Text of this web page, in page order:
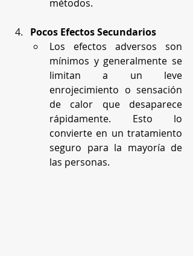
métodos.
Pocos Efectos Secundarios
Los efectos adversos son
mínimos y generalmente se
limitan a un leve
enrojecimiento o sensación
de calor que desaparece
rápidamente. Esto lo
convierte en un tratamiento
seguro para la mayoría de
las personas.